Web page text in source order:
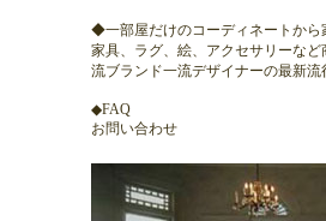
◆一部屋だけのコーディネートから
家具、ラグ、絵、アクセサリーな
流ブランド一流デザイナーの最新
◆FAQ
お問い合わせ